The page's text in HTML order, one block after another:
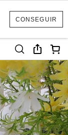
CONSEGUIR